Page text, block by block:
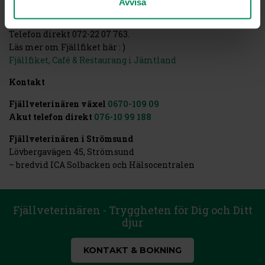
Öppet vardagar kl08-16, hemlagad lunch kl09-14
Telefon direkt 072-22 07 763.
Läs mer om Fjällfiket här : )
Fjällfiket, Café & Restaurang i Jämtland
Kontakt
Fjällveterinären växel 0670-109 09
Akut telefon direkt 076-10 99 188
Fjällveterinären i Strömsund
Lövbergavägen 45, Strömsund
– bredvid ICA Solbacken och Hälsocentralen
Fjällveterinären - Tryggheten för Dig och Ditt
djur
KONTAKT & BOKNING